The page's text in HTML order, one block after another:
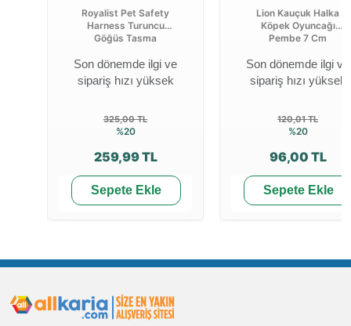
Royalist Pet Safety
Harness Turuncu
Göğüs Tasma
Son dönemde ilgi ve
sipariş hızı yüksek
325,00 TL
%20
259,99 TL
Sepete Ekle
Lion Kauçuk Halka
Köpek Oyuncağı
Pembe 7 Cm
Son dönemde ilgi ve
sipariş hızı yüksek
120,01 TL
%20
96,00 TL
Sepete Ekle